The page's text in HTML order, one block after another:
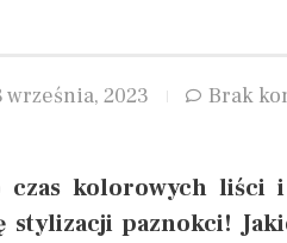
września, 2023 Brak
kolorowych liści
stylizacji paznokci!